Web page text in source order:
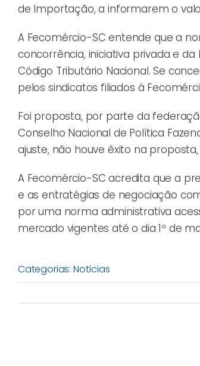
de Importação, a informarem o
A Fecomércio-SC entende que a
concorrência, iniciativa privada e
Código Tributário Nacional. Se
pelos sindicatos filiados à
Foi proposta, por parte da
Conselho Nacional de Política
ajuste, não houve êxito na
A Fecomércio-SC acredita que a
e as entratégias de negociação
por uma norma administrativa
mercado vigentes até o dia 1º de
Categorias: Notícias